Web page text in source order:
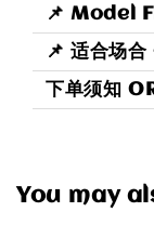
📌 Model
📌 适合场合
下单须知
You may